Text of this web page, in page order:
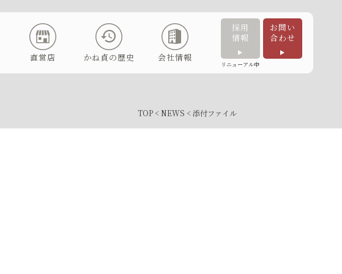
直営店 かね貞の歴史 会社情報
採用
情報
リニューアル中
お問い
合わせ
TOP < NEWS < 添付ファイル